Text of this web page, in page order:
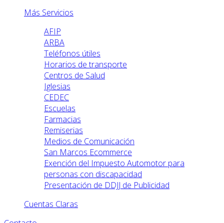
Más Servicios
AFIP
ARBA
Teléfonos útiles
Horarios de transporte
Centros de Salud
Iglesias
CEDEC
Escuelas
Farmacias
Remiserias
Medios de Comunicación
San Marcos Ecommerce
Exención del Impuesto Automotor para
personas con discapacidad
Presentación de DDJJ de Publicidad
Cuentas Claras